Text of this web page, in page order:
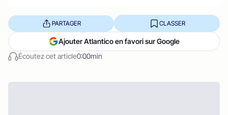
Écoutez cet article0:00min
PARTAGER CLASSER
Ajouter Atlantico en favori sur Google